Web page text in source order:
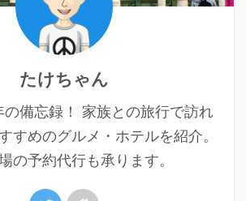
たけちゃん
の備忘録！ 家族との旅行で訪れ
すめのグルメ・ホテルを紹介。
の予約代行も承ります。